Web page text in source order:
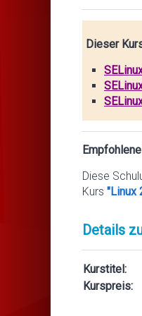
Dieser
Diese
Kurs "Linux
Details
Kurstitel:
Kurspreis: